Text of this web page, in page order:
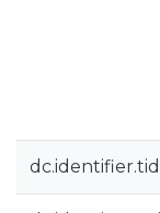
dc.identifier.tid